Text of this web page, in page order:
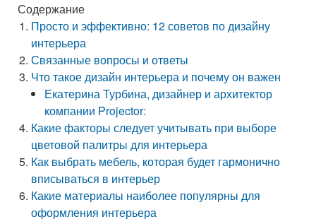
Содержание
Просто и эффективно: 12 советов по дизайну
интерьера
Связанные вопросы и ответы
Что такое дизайн интерьера и почему он важен
Екатерина Турбина, дизайнер и архитектор
компании Projector:
Какие факторы следует учитывать при выборе
цветовой палитры для интерьера
Как выбрать мебель, которая будет гармонично
вписываться в интерьер
Какие материалы наиболее популярны для
оформления интерьера